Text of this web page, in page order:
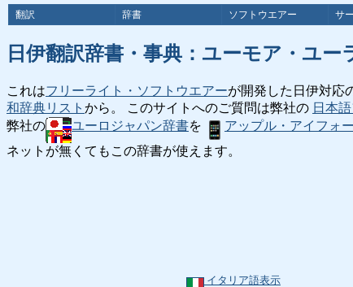
翻訳 辞書 ソフトウエアー サ
日伊翻訳辞書・事典：ユーモア・ユー
これはフリーライト・ソフトウエアーが開発した日伊対応
和辞典リスト から。 このサイトへのご質問は弊社の 日本
弊社の
ユーロジャパン辞書を アップル・アイフォ
ネットが無くてもこの辞書が使えます。
イタリア語表示